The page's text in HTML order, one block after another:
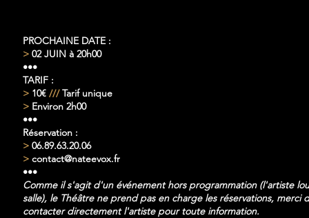
PROCHAINE DATE :
> 02 JUIN à 20h00
•••
TARIF :
> 10€ ///Tarif unique
> Environ 2h00
•••
Réservation :
> 06.89.63.20.06
> contact@nateevox.fr
•••
Comme il s'agit d'un événement hors programmation (l'artiste
salle), le Théâtre ne prend pas en charge les réservations, merci
contacter directement l'artiste pour toute information.